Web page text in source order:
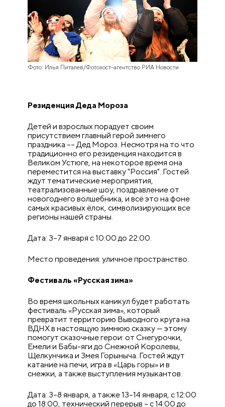
Фото: Илья Питалев/Фотохост-агентство РИА Новости
Резиденция Деда Мороза
Детей и взрослых порадует своим
присутствием главный герой зимнего
праздника –– Дед Мороз. Несмотря на то что
традиционно его резиденция находится в
Великом Устюге, на некоторое время она
переместится на выставку "Россия". Гостей
ждут тематические мероприятия,
театрализованные шоу, поздравление от
новогоднего волшебника, и всё это на фоне
самых красивых ёлок, символизирующих все
регионы нашей страны.
Дата: 3–7 января с 10:00 до 22:00.
Место проведения: уличное пространство.
Фестиваль «Русская зима»
Во время школьных каникул будет работать
фестиваль «Русская зима», который
превратит территорию Выводного круга на
ВДНХ в настоящую зимнюю сказку — этому
помогут сказочные герои: от Снегурочки,
Емели и Бабы-яги до Снежной Королевы,
Щелкунчика и Змея Горыныча. Гостей ждут
катание на печи, игра в «Царь горы» и в
снежки, а также выступления музыкантов.
Дата: 3–8 января, а также 13–14 января, с 12:00
до 18:00, технический перерыв – с 14:00 до